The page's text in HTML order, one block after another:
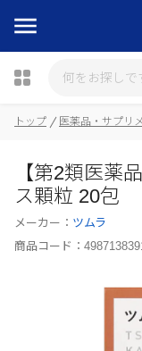
トップ 医薬品・サプリ
【第2類医薬
ス顆粒 20包
メーカー： ツムラ
商品コード：